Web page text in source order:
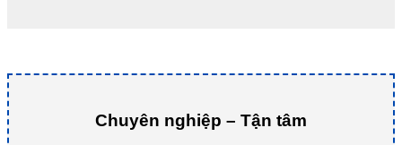
Chuyên nghiệp – Tận tâm